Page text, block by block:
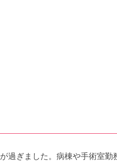
過ぎました。病棟や手術室勤